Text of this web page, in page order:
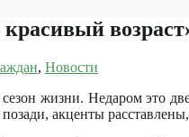
, Новости
жизни. Недаром это
акценты